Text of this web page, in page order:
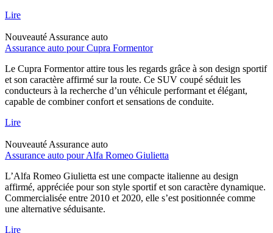
Lire
Nouveauté Assurance auto
Assurance auto pour Cupra Formentor
Le Cupra Formentor attire tous les regards grâce à son design sportif
et son caractère affirmé sur la route. Ce SUV coupé séduit les
conducteurs à la recherche d’un véhicule performant et élégant,
capable de combiner confort et sensations de conduite.
Lire
Nouveauté Assurance auto
Assurance auto pour Alfa Romeo Giulietta
L’Alfa Romeo Giulietta est une compacte italienne au design
affirmé, appréciée pour son style sportif et son caractère dynamique.
Commercialisée entre 2010 et 2020, elle s’est positionnée comme
une alternative séduisante.
Lire